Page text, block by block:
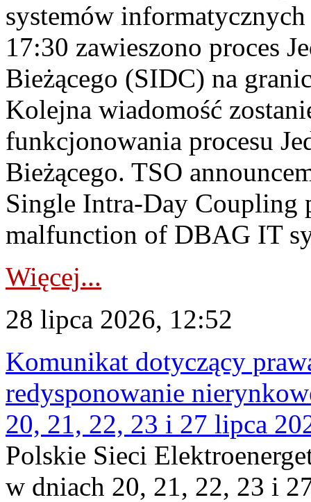
systemów
17:30 zawieszono proces
Bieżącego (SIDC) na
Kolejna wiadomość
funkcjonowania procesu
Bieżącego. TSO
Single Intra-Day Coupling
malfunction of DBAG IT
Więcej...
28 lipca 2026, 12:52
Komunikat dotyczący
redysponowanie
20, 21, 22, 23 i 27 lipca
Polskie Sieci
w dniach 20, 21, 22, 23 i